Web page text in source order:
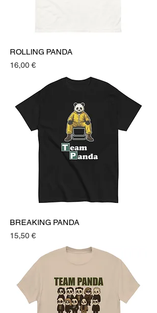
ROLLING PANDA
Prezzo
16,00 €
BREAKING PANDA
Prezzo
15,50 €